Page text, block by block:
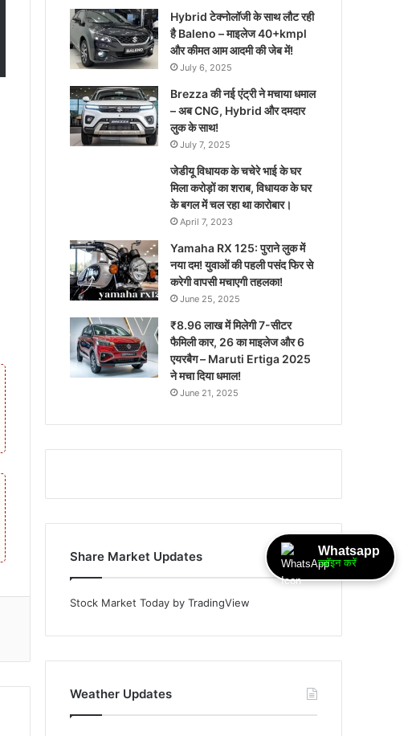
Hybrid टेक्नोलॉजी के साथ लौट रही
है Baleno – माइलेज 40+kmpl
और कीमत आम आदमी की जेब में!
July 6, 2025
Brezza की नई एंट्री ने मचाया धमाल
– अब CNG, Hybrid और दमदार
लुक के साथ!
July 7, 2025
जेडीयू विधायक के चचेरे भाई के घर
मिला करोड़ों का शराब, विधायक के घर
के बगल में चल रहा था कारोबार।
April 7, 2023
Yamaha RX 125: पुराने लुक में
नया दम! युवाओं की पहली पसंद फिर से
करेगी वापसी मचाएगी तहलका!
June 25, 2025
₹8.96 लाख में मिलेगी 7-सीटर
फैमिली कार, 26 का माइलेज और 6
एयरबैग – Maruti Ertiga 2025
ने मचा दिया धमाल!
June 21, 2025
Share Market Updates
Stock Market Today by TradingView
Weather Updates
Whatsapp
ज्वॉइन करें